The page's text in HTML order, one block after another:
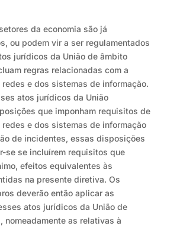
da economia são já
ou podem vir a ser regulamentados
jurídicos da União de âmbito
regras relacionadas com a
e dos sistemas de informação.
atos jurídicos da União
que imponham requisitos de
e dos sistemas de informação
de incidentes, essas disposições
se se incluírem requisitos que
efeitos equivalentes às
na presente diretiva. Os
deverão então aplicar as
atos jurídicos da União de
nomeadamente as relativas à